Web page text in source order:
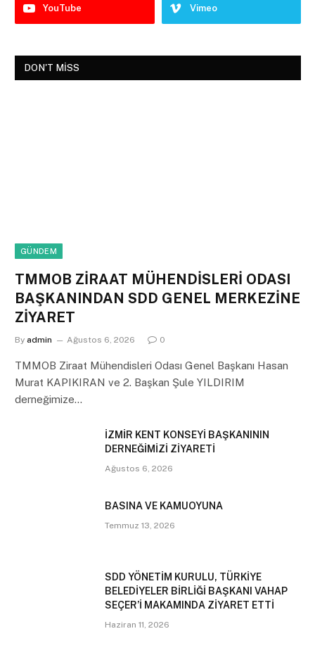
YouTube Vimeo
DON'T MISS
GÜNDEM
TMMOB ZİRAAT MÜHENDİSLERİ ODASI
BAŞKANINDAN SDD GENEL MERKEZİNE
ZİYARET
By admin Ağustos 6, 2026 0
TMMOB Ziraat Mühendisleri Odası Genel Başkanı Hasan
Murat KAPIKIRAN ve 2. Başkan Şule YILDIRIM
derneğimize…
İZMİR KENT KONSEYİ BAŞKANININ
DERNEĞİMİZİ ZİYARETİ
Ağustos 6, 2026
BASINA VE KAMUOYUNA
Temmuz 13, 2026
SDD YÖNETİM KURULU, TÜRKİYE
BELEDİYELER BİRLİĞİ BAŞKANI VAHAP
SEÇER’İ MAKAMINDA ZİYARET ETTİ
Haziran 11, 2026